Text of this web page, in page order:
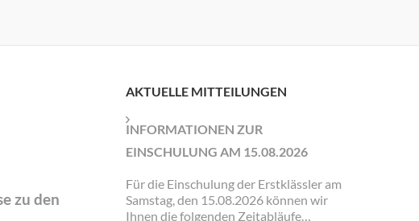
zu den
AKTUELLE MITTEILUNGEN
INFORMATIONEN ZUR
EINSCHULUNG AM 15.08.2026
Für die Einschulung der Erstklässler am
Samstag, den 15.08.2026 können wir
Ihnen die folgenden Zeitabläufe